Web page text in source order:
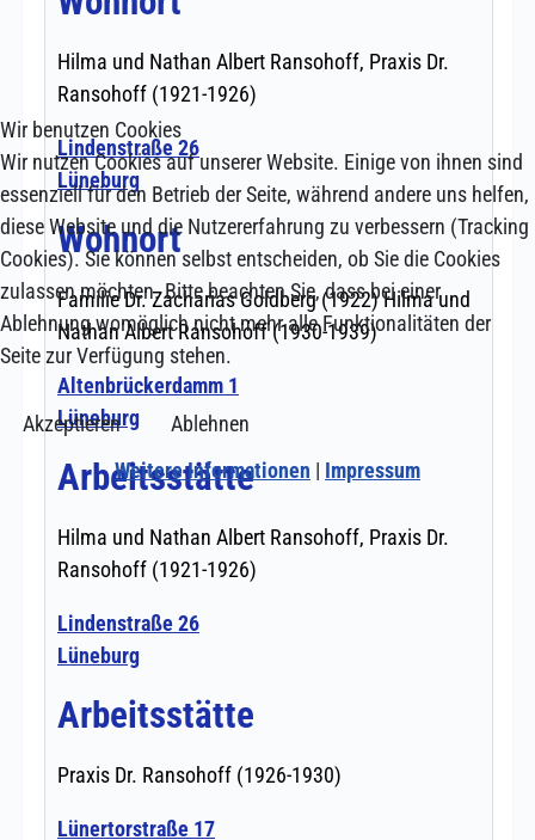
Wir benutzen Cookies
Wir nutzen Cookies auf unserer Website. Einige von ihnen sind
essenziell für den Betrieb der Seite, während andere uns helfen,
diese Website und die Nutzererfahrung zu verbessern (Tracking
Cookies). Sie können selbst entscheiden, ob Sie die Cookies
zulassen möchten. Bitte beachten Sie, dass bei einer
Ablehnung womöglich nicht mehr alle Funktionalitäten der
Seite zur Verfügung stehen.
Akzeptieren
Ablehnen
Weitere Informationen | Impressum